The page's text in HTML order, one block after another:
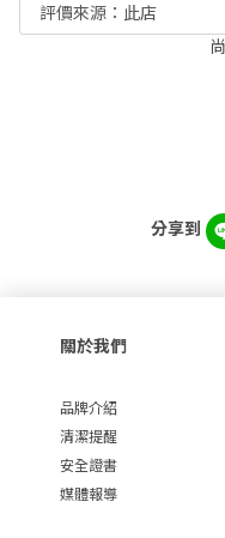
分享到
關於我們
品牌介紹
清潔提醒
安全證書
媒體報導